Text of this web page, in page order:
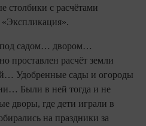
столбики с расчётами
«Экспликация».
садом… двором…
проставлен расчёт земли
Удобренные сады и огороды
Были в ней то­гда и не
дворы, где дети играли в
на праздники за